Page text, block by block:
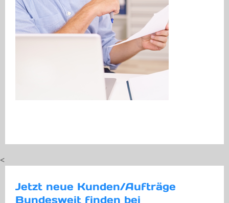
<
Jetzt neue Kunden/Aufträge
Bundesweit finden bei